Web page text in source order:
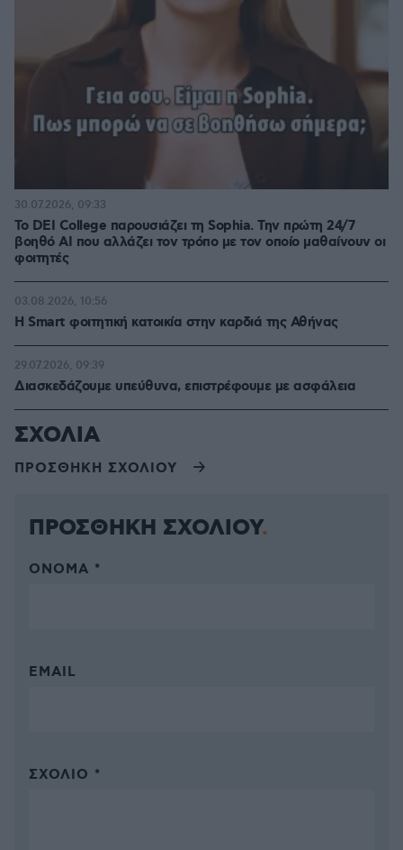
Το DEI College παρουσιάζει τη Sophia. Την πρώτη 24/7
βοηθό AI που αλλάζει τον τρόπο με τον οποίο μαθαίνουν οι
φοιτητές
30.07.2026, 09:33
Η Smart φοιτητική κατοικία στην καρδιά της Αθήνας
03.08.2026, 10:56
Διασκεδάζουμε υπεύθυνα, επιστρέφουμε με ασφάλεια
29.07.2026, 09:39
ΣΧΟΛΙΑ
ΠΡΟΣΘΗΚΗ ΣΧΟΛΙΟΥ
ΠΡΟΣΘΗΚΗ ΣΧΟΛΙΟΥ
ΌΝΟΜΑ *
EMAIL
ΣΧΌΛΙΟ *